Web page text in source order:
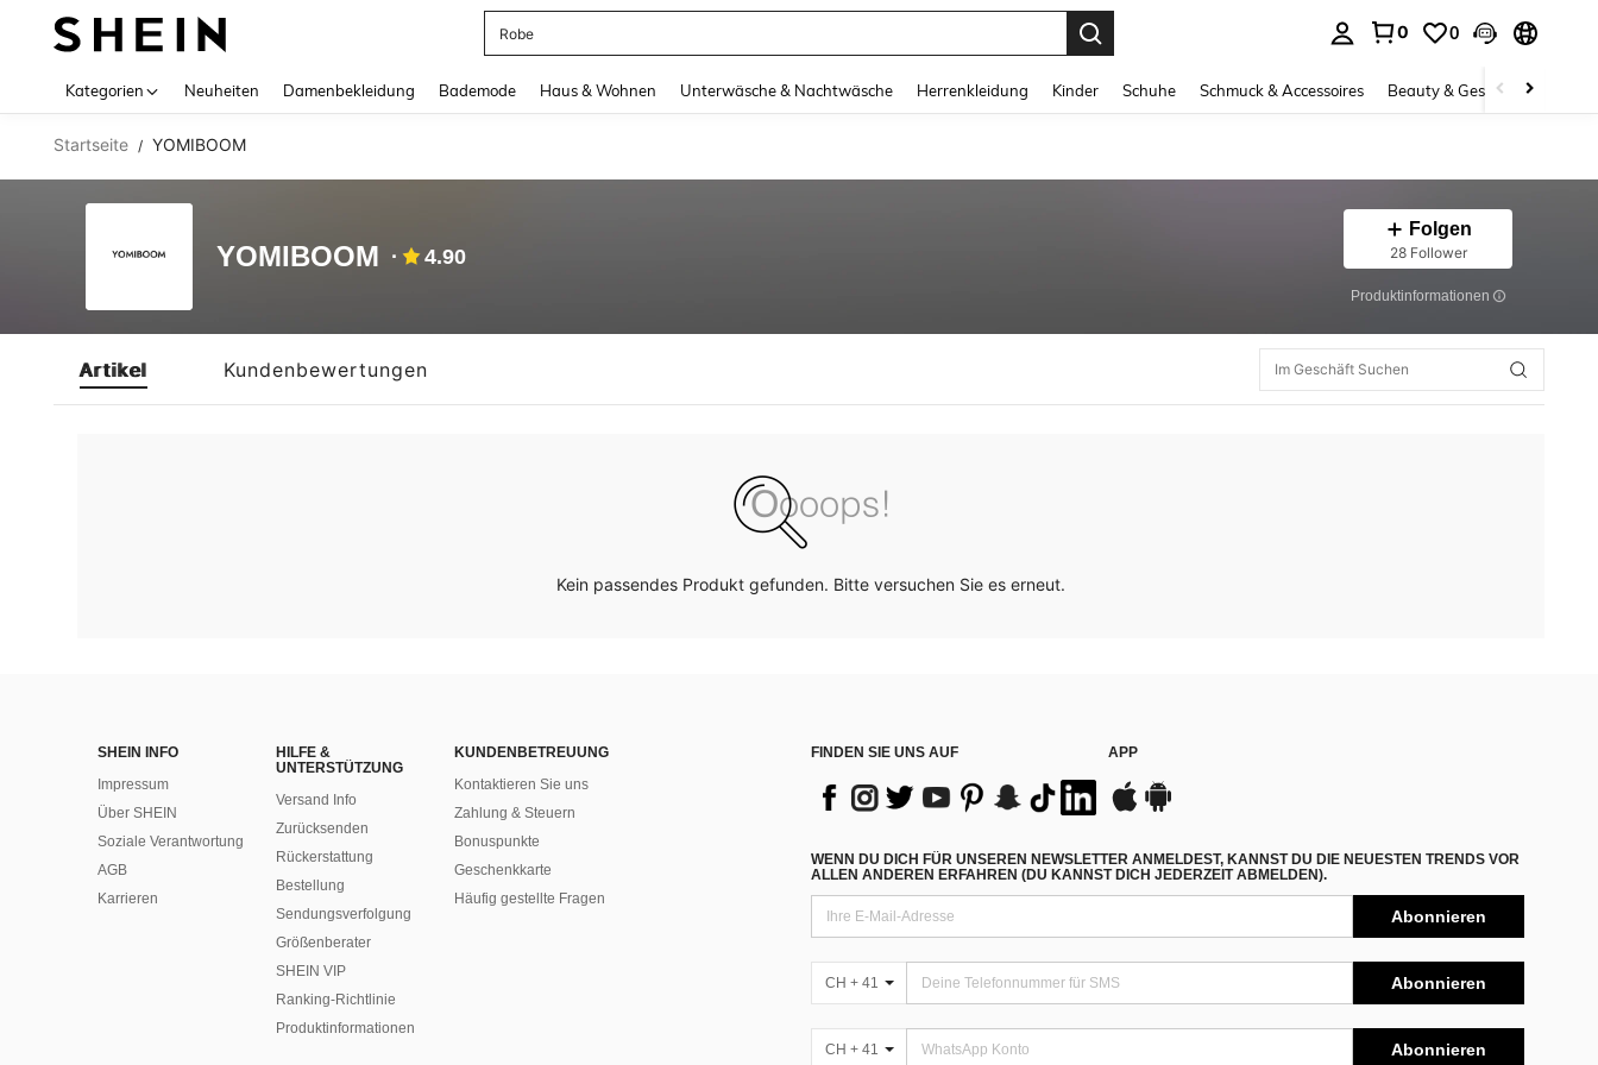
Robe
0 0
Kategorien Neuheiten Damenbekleidung Bademode Haus & Wohnen Unterwäsche & Nachtwäsche Herrenkleidung Kinder Schuhe Schmuck & Accessoires Beauty & Gesundheit
Startseite / YOMIBOOM
YOMIBOOM 4.90
Folgen
28 Follower
Produktinformationen
Artikel Kundenbewertungen
Kein passendes Produkt gefunden. Bitte versuchen Sie es erneut.
SHEIN INFO
Impressum
Über SHEIN
Soziale Verantwortung
AGB
Karrieren
HILFE &
UNTERSTÜTZUNG
Versand Info
Zurücksenden
Rückerstattung
Bestellung
Sendungsverfolgung
Größenberater
SHEIN VIP
Ranking-Richtlinie
​Produktinformationen
KUNDENBETREUUNG
Kontaktieren Sie uns
Zahlung & Steuern
Bonuspunkte
Geschenkkarte
Häufig gestellte Fragen
FINDEN SIE UNS AUF APP
WENN DU DICH FÜR UNSEREN NEWSLETTER ANMELDEST, KANNST DU DIE NEUESTEN TRENDS VOR
ALLEN ANDEREN ERFAHREN (DU KANNST DICH JEDERZEIT ABMELDEN).
Abonnieren
CH + 41 Abonnieren
CH + 41 Abonnieren